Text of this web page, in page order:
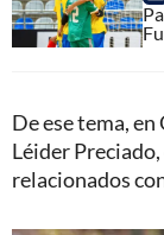
De ese tema,
Léider
relacionados